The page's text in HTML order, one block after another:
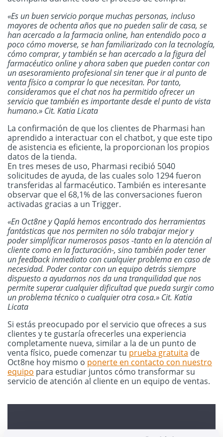
«Es un buen servicio porque muchas personas, incluso
mayores de ochenta años que no pueden salir de casa, se
han acercado a la farmacia online, han entendido poco a
poco cómo moverse, se han familiarizado con la tecnología,
cómo comprar, y también se han acercado a la figura del
farmacéutico online y ahora saben que pueden contar con
un asesoramiento profesional sin tener que ir al punto de
venta físico a comprar lo que necesitan. Por tanto,
consideramos que el chat nos ha permitido ofrecer un
servicio que también es importante desde el punto de vista
humano.» Cit. Katia Licata
La confirmación de que los clientes de Pharmasi han
aprendido a interactuar con el chatbot, y que este tipo
de asistencia es eficiente, la proporcionan los propios
datos de la tienda.
En tres meses de uso, Pharmasi recibió 5040
solicitudes de ayuda, de las cuales solo 1294 fueron
transferidas al farmacéutico. También es interesante
observar que el 68,1% de las conversaciones fueron
activadas gracias a un Trigger.
«En Oct8ne y Qaplá hemos encontrado dos herramientas
fantásticas que nos permiten no sólo trabajar mejor y
poder simplificar numerosos pasos -tanto en la atención al
cliente como en la facturación-, sino también poder tener
un feedback inmediato con cualquier problema en caso de
necesidad. Poder contar con un equipo detrás siempre
dispuesto a ayudarnos nos da una tranquilidad que nos
permite superar cualquier dificultad que pueda surgir como
un problema técnico o cualquier otra cosa.» Cit. Katia
Licata
Si estás preocupado por el servicio que ofreces a sus
clientes y te gustaría ofrecerles una experiencia
completamente nueva, similar a la de un punto de
venta físico, puede comenzar tu prueba gratuita de
Oct8ne hoy mismo o ponerte en contacto con nuestro
equipo para estudiar juntos cómo transformar su
servicio de atención al cliente en un equipo de ventas.